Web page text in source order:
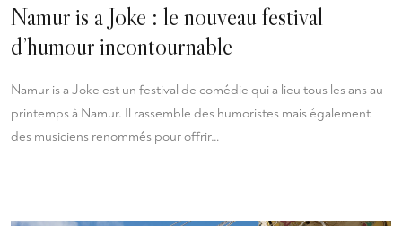
Namur is a Joke : le nouveau festival
d’humour incontournable
Namur is a Joke est un festival de comédie qui a lieu tous les ans au
printemps à Namur. Il rassemble des humoristes mais également
des musiciens renommés pour offrir…